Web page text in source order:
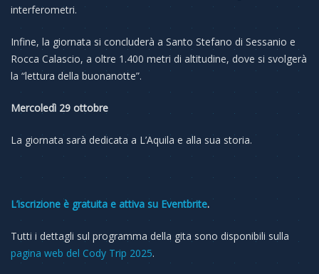
interferometri.
Infine, la giornata si concluderà a Santo Stefano di Sessanio e
Rocca Calascio, a oltre 1.400 metri di altitudine, dove si svolgerà
la “lettura della buonanotte”.
Mercoledì 29 ottobre
La giornata sarà dedicata a L’Aquila e alla sua storia.
L’iscrizione è gratuita e attiva su Eventbrite.
Tutti i dettagli sul programma della gita sono disponibili sulla
pagina web del Cody Trip 2025.